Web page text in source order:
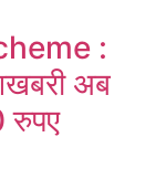
:
अब
रुपए